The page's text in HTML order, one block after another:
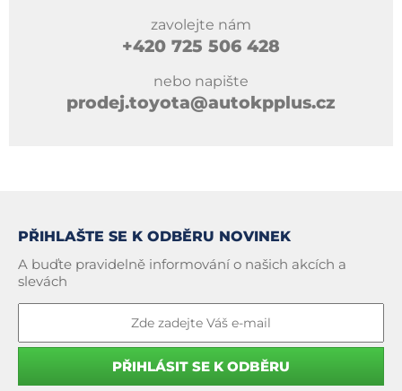
zavolejte nám
+420 725 506 428
nebo napište
prodej.toyota@autokpplus.cz
PŘIHLAŠTE SE K ODBĚRU NOVINEK
A buďte pravidelně informování o našich akcích a
slevách